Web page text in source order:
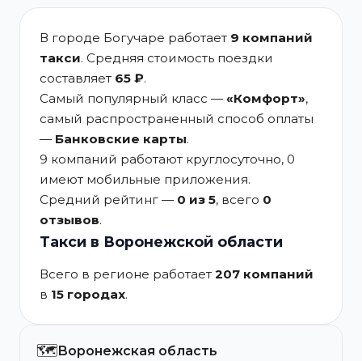
В городе Богучаре работает 9 компаний
такси. Средняя стоимость поездки
составляет 65 ₽.
Самый популярный класс —«Комфорт»,
самый распространенный способ оплаты
— Банковские карты.
9 компаний работают круглосуточно, 0
имеют мобильные приложения.
Средний рейтинг — 0 из 5, всего 0
отзывов.
Такси в Воронежской области
Всего в регионе работает 207 компаний
в 15 городах.
🗺️Воронежская область